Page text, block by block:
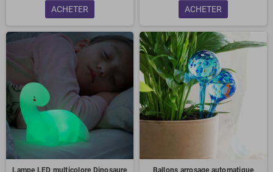
ACHETER ACHETER
Lampe LED multicolore Dinosaure Ballons arrosage automatique